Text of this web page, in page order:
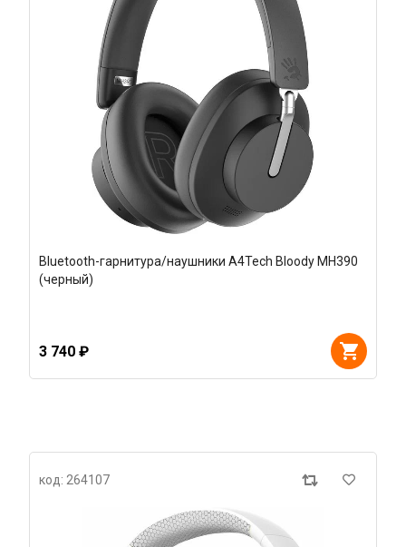
Bluetooth-гарнитура/наушники A4Tech Bloody MH390
(черный)
3 740 ₽
код: 264107